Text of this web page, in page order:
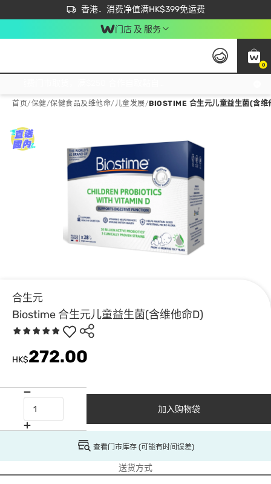
香港．消费净值满HK$399免运费
立即成为易赏钱会员尽享独家优惠
首次APP下单买满$450 输入 NEWAPP 即减$50
门店 及 服务
0
首页/保健/保健食品及维他命/ 儿童发展/BIOSTIME 合生元儿童益生菌(含维
合生元
Biostime 合生元儿童益生菌(含维他命D)
HK$272.00
加入购物袋
查看门市库存 (可能有时间误差)
送货方式